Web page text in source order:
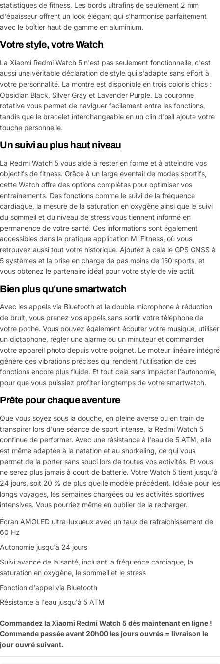
statistiques de fitness. Les bords ultrafins de seulement 2 mm
d'épaisseur offrent un look élégant qui s'harmonise parfaitement
avec le boîtier haut de gamme en aluminium.
Votre style, votre Watch
La Xiaomi Redmi Watch 5 n'est pas seulement fonctionnelle, c'est
aussi une véritable déclaration de style qui s'adapte sans effort à
votre personnalité. La montre est disponible en trois coloris chics :
Obsidian Black, Silver Gray et Lavender Purple. La couronne
rotative vous permet de naviguer facilement entre les fonctions,
tandis que le bracelet interchangeable en un clin d'œil ajoute votre
touche personnelle.
Un suivi au plus haut niveau
La Redmi Watch 5 vous aide à rester en forme et à atteindre vos
objectifs de fitness. Grâce à un large éventail de modes sportifs,
cette Watch offre des options complètes pour optimiser vos
entraînements. Des fonctions comme le suivi de la fréquence
cardiaque, la mesure de la saturation en oxygène ainsi que le suivi
du sommeil et du niveau de stress vous tiennent informé en
permanence de votre santé. Ces informations sont également
accessibles dans la pratique application Mi Fitness, où vous
retrouvez aussi tout votre historique. Ajoutez à cela le GPS GNSS à
5 systèmes et la prise en charge de pas moins de 150 sports, et
vous obtenez le partenaire idéal pour votre style de vie actif.
Bien plus qu'une smartwatch
Avec les appels via Bluetooth et le double microphone à réduction
de bruit, vous prenez vos appels sans sortir votre téléphone de
votre poche. Vous pouvez également écouter votre musique, utiliser
un dictaphone, régler une alarme ou un minuteur et commander
votre appareil photo depuis votre poignet. Le moteur linéaire intégré
génère des vibrations précises qui rendent l'utilisation de ces
fonctions encore plus fluide. Et tout cela sans impacter l'autonomie,
pour que vous puissiez profiter longtemps de votre smartwatch.
Prête pour chaque aventure
Que vous soyez sous la douche, en pleine averse ou en train de
transpirer lors d'une séance de sport intense, la Redmi Watch 5
continue de performer. Avec une résistance à l'eau de 5 ATM, elle
est même adaptée à la natation et au snorkeling, ce qui vous
permet de la porter sans souci lors de toutes vos activités. Et vous
ne serez plus jamais à court de batterie. Votre Watch 5 tient jusqu'à
24 jours, soit 20 % de plus que le modèle précédent. Idéale pour les
longs voyages, les semaines chargées ou les activités sportives
intensives. Vous pourriez même en oublier de la recharger.
Écran AMOLED ultra-luxueux avec un taux de rafraîchissement de
60 Hz
Autonomie jusqu'à 24 jours
Suivi avancé de la santé, incluant la fréquence cardiaque, la
saturation en oxygène, le sommeil et le stress
Fonction d'appel via Bluetooth
Résistante à l'eau jusqu'à 5 ATM
Commandez la Xiaomi Redmi Watch 5 dès maintenant en ligne !
Commande passée avant 20h00 les jours ouvrés = livraison le
jour ouvré suivant.